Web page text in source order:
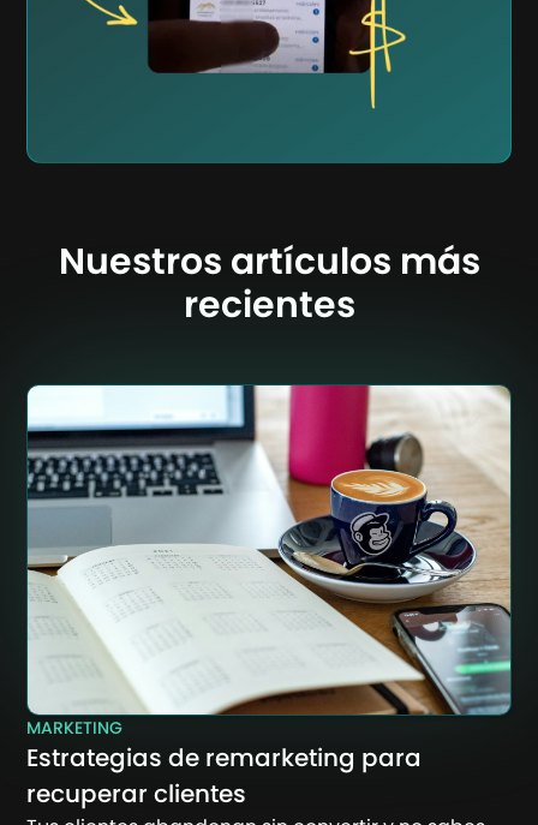
Nuestros artículos más
recientes
MARKETING
Estrategias de remarketing para
recuperar clientes